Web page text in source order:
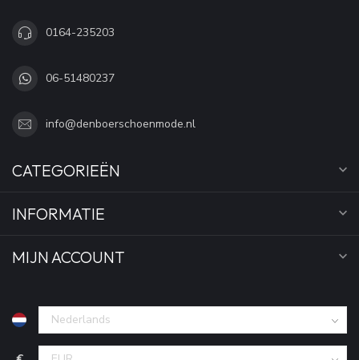
0164-235203
06-51480237
info@denboerschoenmode.nl
CATEGORIEËN
INFORMATIE
MIJN ACCOUNT